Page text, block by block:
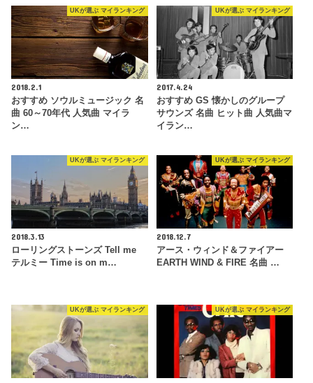
UKが選ぶ マイランキング
2018.2.1
おすすめ ソウルミュージック 名
曲 60～70年代 人気曲 マイラ
ン…
UKが選ぶ マイランキング
2017.4.24
おすすめ GS 懐かしのグループ
サウンズ 名曲 ヒット曲 人気曲マ
イラン…
UKが選ぶ マイランキング
2018.3.13
ローリングストーンズ Tell me
テルミー Time is on m…
UKが選ぶ マイランキング
2018.12.7
アース・ウィンド＆ファイアー
EARTH WIND & FIRE 名曲 …
UKが選ぶ マイランキング UKが選ぶ マイランキング